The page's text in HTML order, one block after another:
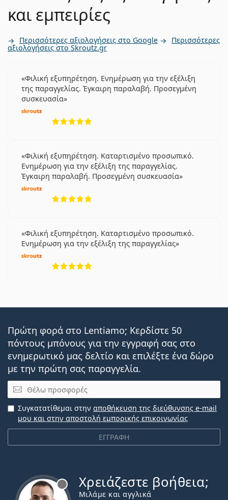
και εμπειρίες
Περισσότερες αξιολογήσεις στο Google Περισσότερες
αξιολογήσεις στο Skroutz.gr
Φιλική εξυπηρέτηση. Ενημέρωση για την εξέλιξη
της παραγγελίας. Έγκαιρη παραλαβή. Προσεγμένη
συσκευασία
Φιλική εξυπηρέτηση. Καταρτισμένο προσωπικό.
Ενημέρωση για την εξέλιξη της παραγγελίας.
Έγκαιρη παραλαβή. Προσεγμένη συσκευασία
Φιλική εξυπηρέτηση. Καταρτισμένο προσωπικό.
Ενημέρωση για την εξέλιξη της παραγγελίας
Πρώτη φορά στο Lentiamo; Κερδίστε 50
πόντους μπόνους για την εγγραφή σας στο
ενημερωτικό μας δελτίο και επιλέξτε ένα δώρο
με την πρώτη σας παραγγελία.
Email
ΕΓΓΡΑΦΗ
Συγκατατίθεμαι στην αποθήκευση της διεύθυνσης e-mail
μου και στην αποστολή εμπορικής επικοινωνίας
Χρειάζεστε βοήθεια;
Μιλάμε και αγγλικά